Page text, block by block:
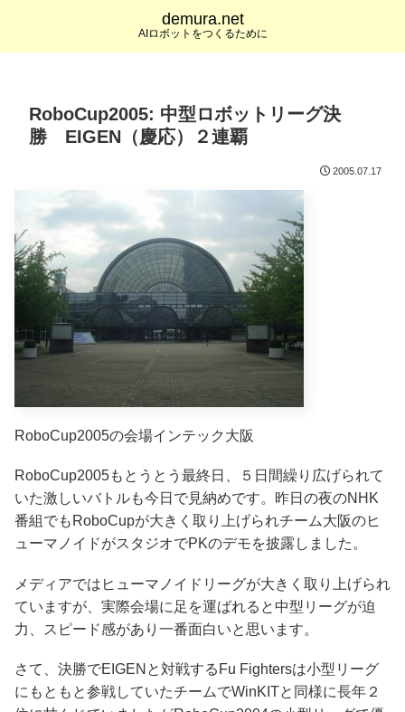
demura.net
AIロボットをつくるために
RoboCup2005: 中型ロボットリーグ決
勝 EIGEN（慶応）２連覇
2005.07.17
RoboCup2005の会場インテック大阪
RoboCup2005もとうとう最終日、５日間繰り広げられて
いた激しいバトルも今日で見納めです。昨日の夜のNHK
番組でもRoboCupが大きく取り上げられチーム大阪のヒ
ューマノイドがスタジオでPKのデモを披露しました。
メディアではヒューマノイドリーグが大きく取り上げられ
ていますが、実際会場に足を運ばれると中型リーグが迫
力、スピード感があり一番面白いと思います。
さて、決勝でEIGENと対戦するFu Fightersは小型リーグ
にもともと参戦していたチームでWinKITと同様に長年２